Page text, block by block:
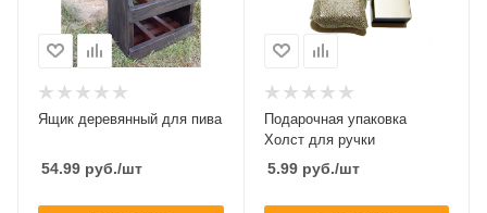
Ящик деревянный для пива
54.99 руб./шт
Подарочная упаковка
Холст для ручки
5.99руб./шт